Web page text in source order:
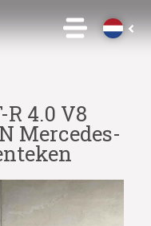
4.0 V8
Mercedes-